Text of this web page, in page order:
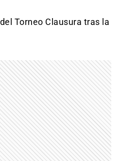
Torneo Clausura tras la